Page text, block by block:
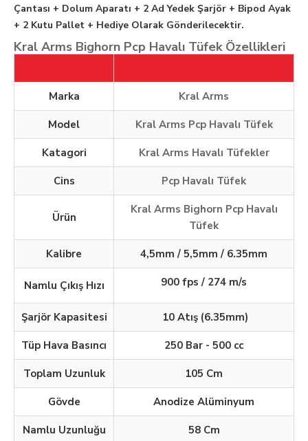
Çantası + Dolum Aparatı + 2 Ad Yedek Şarjör + Bipod Ayak
+ 2 Kutu Pallet + Hediye Olarak Gönderilecektir.
Kral Arms Bighorn Pcp Havalı Tüfek Özellikleri
Marka Kral Arms
Model Kral Arms Pcp Havalı Tüfek
Katagori Kral Arms Havalı Tüfekler
Cins Pcp Havalı Tüfek
Ürün
Kral Arms Bighorn Pcp Havalı
Tüfek
Kalibre 4,5mm / 5,5mm / 6.35mm
Namlu Çıkış Hızı 900 fps / 274 m/s
Şarjör Kapasitesi 10 Atış (6.35mm)
Tüp Hava Basıncı 250 Bar - 500 cc
Toplam Uzunluk 105 Cm
Gövde Anodize Alüminyum
Namlu Uzunluğu 58 Cm